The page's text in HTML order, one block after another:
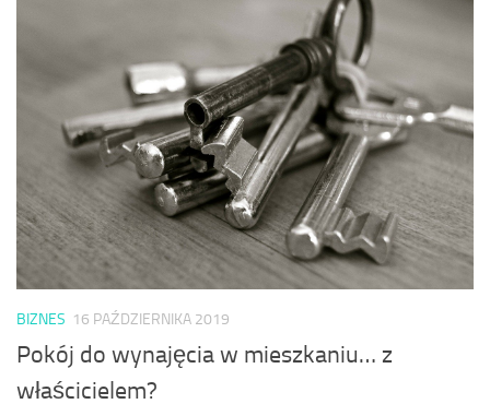
BIZNES 16 PAŹDZIERNIKA 2019
Pokój do wynajęcia w mieszkaniu… z
właścicielem?